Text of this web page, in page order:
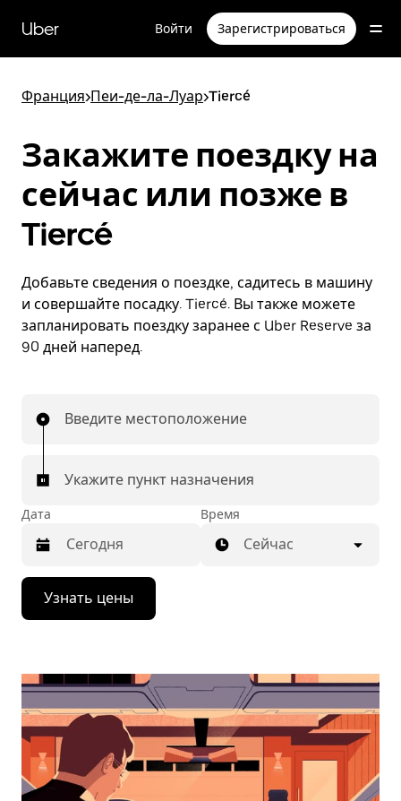
перейти
к
Uber Войти Зарегистрироваться
Франция>Пеи-де-ла-Луар>Tiercé
Закажите поездку на
сейчас или позже в
Tiercé
Добавьте сведения о поездке, садитесь в машину
и совершайте посадку. Tiercé. Вы также можете
запланировать поездку заранее с Uber Reserve за
90 дней наперед.
Введите местоположение
Укажите пункт назначения
Дата
Нажмите
стрелку
вниз,
календарю
выбрать
дату.
Чтобы
закрыть
календарь,
нажмите
Время
Сейчас
Узнать цены